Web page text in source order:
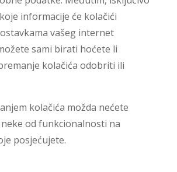
informacije će kolačići
vašeg internet
sami birati hoćete li
kolačića odobriti ili
kolačića možda nećete
od funkcionalnosti na
posjećujete.